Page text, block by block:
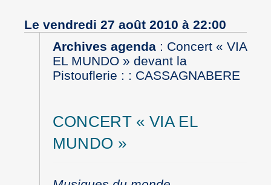
Le vendredi 27 août 2010 à 22:00
Archives agenda : Concert « VIA
EL MUNDO » devant la
Pistouflerie : : CASSAGNABERE
CONCERT « VIA EL
MUNDO »